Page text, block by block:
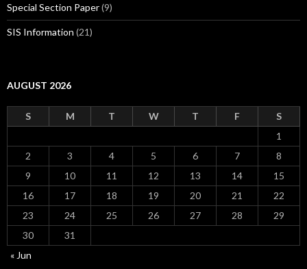
Special Section Paper(9)
SIS Information (21)
AUGUST 2026
S M T W T F
S
1
2
3 4 5 6 7
8
9
10 11 12 13 14
15
16
17 18 19 20 21
22
23
24 25 26 27 28
29
30
31
« Jun